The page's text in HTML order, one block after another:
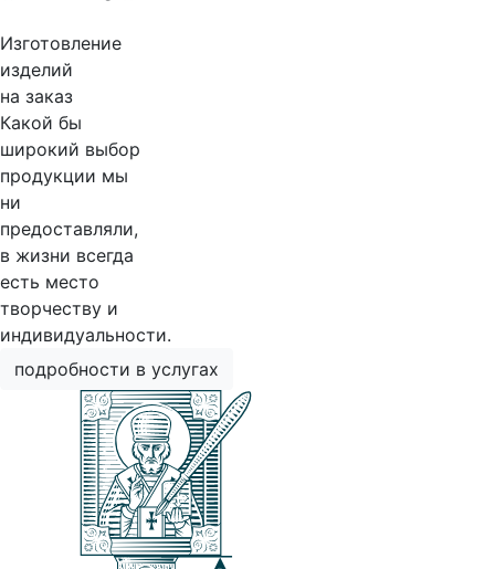
Изготовление
изделий
на заказ
Какой бы
широкий выбор
продукции мы
ни
предоставляли,
в жизни всегда
есть место
творчеству и
индивидуальности.
подробности в услугах